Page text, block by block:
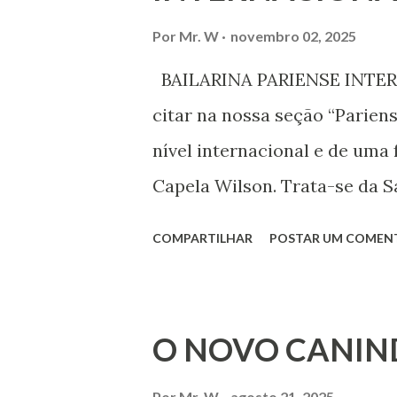
associação, e de participar
Por Mr. W novembro 02, 2025
BAILARINA PARIENSE
citar na nossa seção
nível internacional e de
Capela Wilson. Trata-se da
Iniciou seus estudos em
em 1999, no estilo
COMPARTILHAR POSTAR UM
O NOVO